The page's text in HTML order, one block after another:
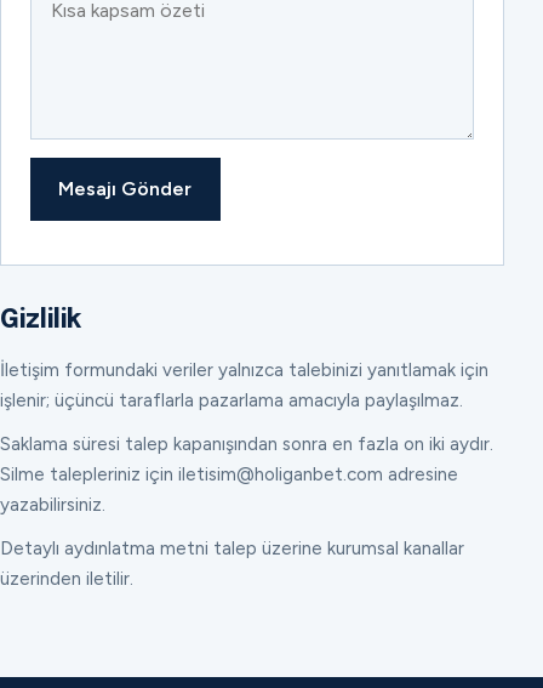
Mesajı Gönder
Gizlilik
İletişim formundaki veriler yalnızca talebinizi yanıtlamak için
işlenir; üçüncü taraflarla pazarlama amacıyla paylaşılmaz.
Saklama süresi talep kapanışından sonra en fazla on iki aydır.
Silme talepleriniz için iletisim@holiganbet.com adresine
yazabilirsiniz.
Detaylı aydınlatma metni talep üzerine kurumsal kanallar
üzerinden iletilir.